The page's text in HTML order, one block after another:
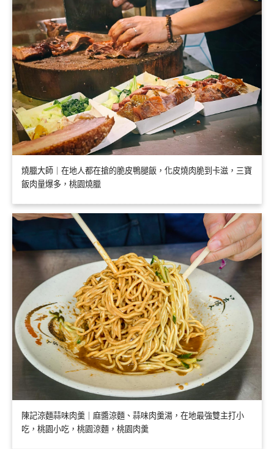
燒臘大師｜在地人都在搶的脆皮鴨腿飯，化皮燒肉脆到卡滋，三寶
飯肉量爆多，桃園燒臘
陳記涼麵蒜味肉羹｜麻醬涼麵、蒜味肉羹湯，在地最強雙主打小
吃，桃園小吃，桃園涼麵，桃園肉羹